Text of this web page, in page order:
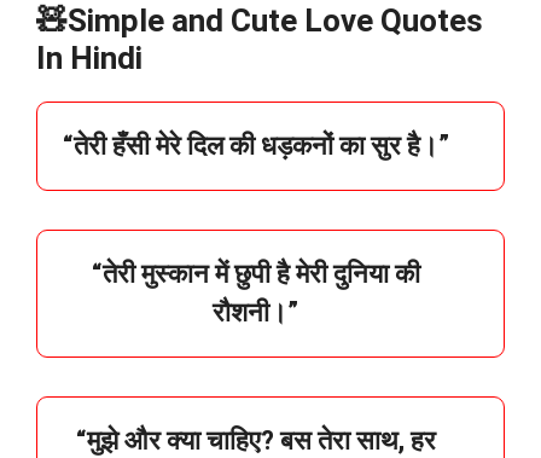
🧸Simple and Cute Love Quotes
In Hindi
“तेरी हँसी मेरे दिल की धड़कनों का सुर है।”
“तेरी मुस्कान में छुपी है मेरी दुनिया की
रौशनी।”
“मुझे और क्या चाहिए? बस तेरा साथ, हर